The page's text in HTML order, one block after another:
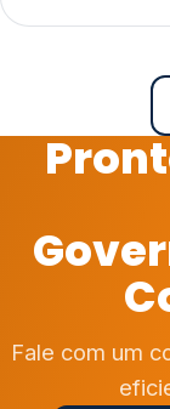
Fale com um